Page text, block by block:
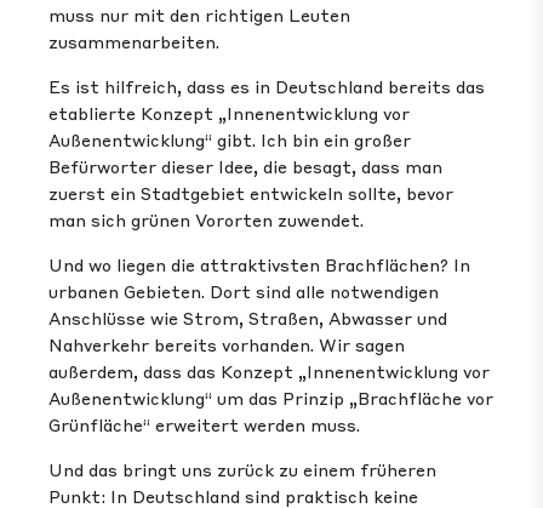
muss nur mit den richtigen Leuten
zusammenarbeiten.
Es ist hilfreich, dass es in Deutschland bereits das
etablierte Konzept „Innenentwicklung vor
Außenentwicklung“ gibt. Ich bin ein großer
Befürworter dieser Idee, die besagt, dass man
zuerst ein Stadtgebiet entwickeln sollte, bevor
man sich grünen Vororten zuwendet.
Und wo liegen die attraktivsten Brachflächen? In
urbanen Gebieten. Dort sind alle notwendigen
Anschlüsse wie Strom, Straßen, Abwasser und
Nahverkehr bereits vorhanden. Wir sagen
außerdem, dass das Konzept „Innenentwicklung vor
Außenentwicklung“ um das Prinzip „Brachfläche vor
Grünfläche“ erweitert werden muss.
Und das bringt uns zurück zu einem früheren
Punkt: In Deutschland sind praktisch keine